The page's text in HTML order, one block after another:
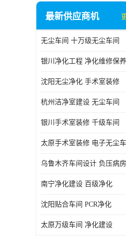
最新供应商机
无尘车间 十万级无尘车间
银川净化工程 净化维修保养
沈阳无尘净化 手术室装修
杭州洁净室建设 无尘车间
银川手术室装修 千级车间
太原手术室装修 电子无尘车
乌鲁木齐车间设计 负压病房
南宁净化建设 百级净化
沈阳贴合车间 PCR净化
太原万级车间 净化建设